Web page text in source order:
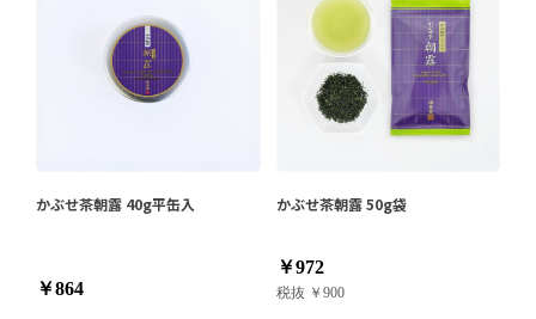
かぶせ茶朝露 40g平缶入
￥864
かぶせ茶朝露 50g袋
￥972
税抜 ￥900